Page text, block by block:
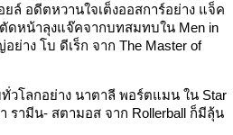
ล์ อดีตหวานใจเต็งออสการ์อย่าง แจ็ค
ดหน้าลุงแจ๊คจากบทสมทบใน Men in
ย่าง โบ ดีเร็ก จาก The Master of
วโลกอย่าง นาตาลี พอร์ตแมน ใน Star
รามีน- สตามอส จาก Rollerball ก็มีลุ้น